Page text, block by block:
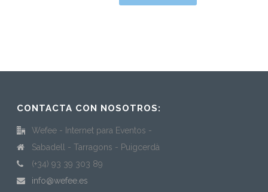
CONTACTA CON NOSOTROS:
Wefee - Internet para Eventos -
Sabadell - Tarragons - Puigcerdà
(+34) 93 39 303 89
info@wefee.es